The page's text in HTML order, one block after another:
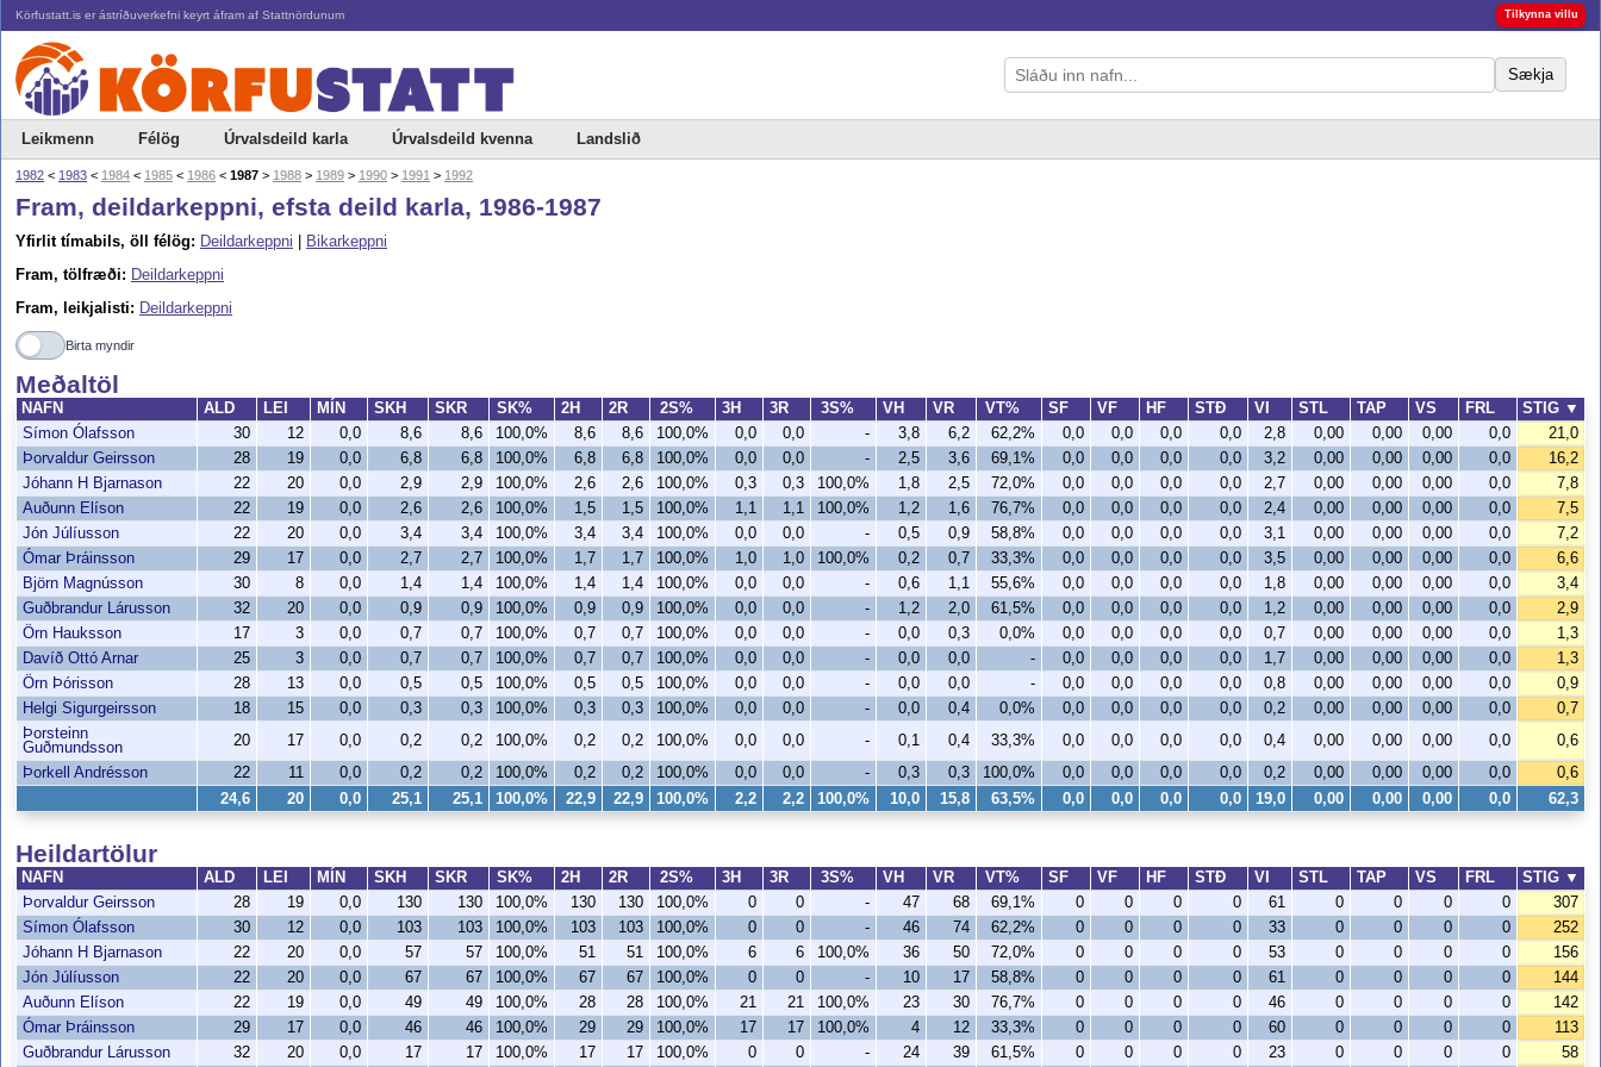
Körfustatt.is er ástríðuverkefni keyrt áfram af Stattnördunum Tilkynna villu
Sækja
Leikmenn Félög Úrvalsdeild karla Úrvalsdeild kvenna Landslið
1982 < 1983 < 1984 < 1985 < 1986 < 1987 > 1988 > 1989 > 1990 > 1991 > 1992
Fram, deildarkeppni, efsta deild karla, 1986-1987
Yfirlit tímabils, öll félög: Deildarkeppni
Bikarkeppni
Fram, tölfræði: Deildarkeppni
Fram, leikjalisti: Deildarkeppni
Birta myndir
Heildartölur
NAFN ALD LEI MÍN SKH SKR SK% 2H 2R 2S% 3H 3R 3S% VH VR VT% SF VF HF STÐ VI STL TAP VS FRL STIG ▼
Þorvaldur Geirsson
28 19 0,0 130 130 100,0% 130 130 100,0% 0 0 - 47 68 69,1% 0 0 0 0 61 0 0 0 0
307
Símon Ólafsson
30 12 0,0 103 103 100,0% 103 103 100,0% 0 0 - 46 74 62,2% 0 0 0 0 33 0 0 0 0
252
Jóhann H Bjarnason
22 20 0,0 57 57 100,0% 51 51 100,0% 6 6 100,0% 36 50 72,0% 0 0 0 0 53 0 0 0 0
156
Jón Júlíusson
22 20 0,0 67 67 100,0% 67 67 100,0% 0 0 - 10 17 58,8% 0 0 0 0 61 0 0 0 0
144
Auðunn Elíson
22 19 0,0 49 49 100,0% 28 28 100,0% 21 21 100,0% 23 30 76,7% 0 0 0 0 46 0 0 0 0
142
Ómar Þráinsson
29 17 0,0 46 46 100,0% 29 29 100,0% 17 17 100,0% 4 12 33,3% 0 0 0 0 60 0 0 0 0
113
Guðbrandur Lárusson
32 20 0,0 17 17 100,0% 17 17 100,0% 0 0 - 24 39 61,5% 0 0 0 0 23 0 0 0 0 58
Meðaltöl
NAFN ALD LEI MÍN SKH SKR SK% 2H 2R 2S% 3H 3R 3S% VH VR VT% SF VF HF STÐ VI STL TAP VS FRL STIG ▼
Símon Ólafsson
30 12 0,0 8,6 8,6 100,0% 8,6 8,6 100,0% 0,0 0,0 - 3,8 6,2 62,2% 0,0 0,0 0,0 0,0 2,8 0,00 0,00 0,00 0,0
21,0
Þorvaldur Geirsson
28 19 0,0 6,8 6,8 100,0% 6,8 6,8 100,0% 0,0 0,0 - 2,5 3,6 69,1% 0,0 0,0 0,0 0,0 3,2 0,00 0,00 0,00 0,0
16,2
Jóhann H Bjarnason
22 20 0,0 2,9 2,9 100,0% 2,6 2,6 100,0% 0,3 0,3 100,0% 1,8 2,5 72,0% 0,0 0,0 0,0 0,0 2,7 0,00 0,00 0,00 0,0
7,8
Auðunn Elíson
22 19 0,0 2,6 2,6 100,0% 1,5 1,5 100,0% 1,1 1,1 100,0% 1,2 1,6 76,7% 0,0 0,0 0,0 0,0 2,4 0,00 0,00 0,00 0,0
7,5
Jón Júlíusson
22 20 0,0 3,4 3,4 100,0% 3,4 3,4 100,0% 0,0 0,0 - 0,5 0,9 58,8% 0,0 0,0 0,0 0,0 3,1 0,00 0,00 0,00 0,0
7,2
Ómar Þráinsson
29 17 0,0 2,7 2,7 100,0% 1,7 1,7 100,0% 1,0 1,0 100,0% 0,2 0,7 33,3% 0,0 0,0 0,0 0,0 3,5 0,00 0,00 0,00 0,0
6,6
Björn Magnússon
30 8 0,0 1,4 1,4 100,0% 1,4 1,4 100,0% 0,0 0,0 - 0,6 1,1 55,6% 0,0 0,0 0,0 0,0 1,8 0,00 0,00 0,00 0,0
3,4
Guðbrandur Lárusson
32 20 0,0 0,9 0,9 100,0% 0,9 0,9 100,0% 0,0 0,0 - 1,2 2,0 61,5% 0,0 0,0 0,0 0,0 1,2 0,00 0,00 0,00 0,0
2,9
Örn Hauksson
17 3 0,0 0,7 0,7 100,0% 0,7 0,7 100,0% 0,0 0,0 - 0,0 0,3 0,0% 0,0 0,0 0,0 0,0 0,7 0,00 0,00 0,00 0,0
1,3
Davíð Ottó Arnar
25 3 0,0 0,7 0,7 100,0% 0,7 0,7 100,0% 0,0 0,0 - 0,0 0,0 - 0,0 0,0 0,0 0,0 1,7 0,00 0,00 0,00 0,0
1,3
Örn Þórisson
28 13 0,0 0,5 0,5 100,0% 0,5 0,5 100,0% 0,0 0,0 - 0,0 0,0 - 0,0 0,0 0,0 0,0 0,8 0,00 0,00 0,00 0,0
0,9
Helgi Sigurgeirsson
18 15 0,0 0,3 0,3 100,0% 0,3 0,3 100,0% 0,0 0,0 - 0,0 0,4 0,0% 0,0 0,0 0,0 0,0 0,2 0,00 0,00 0,00 0,0
0,7
Þorsteinn
Guðmundsson
20 17 0,0 0,2 0,2 100,0% 0,2 0,2 100,0% 0,0 0,0 - 0,1 0,4 33,3% 0,0 0,0 0,0 0,0 0,4 0,00 0,00 0,00 0,0
0,6
Þorkell Andrésson
22 11 0,0 0,2 0,2 100,0% 0,2 0,2 100,0% 0,0 0,0 - 0,3 0,3 100,0% 0,0 0,0 0,0 0,0 0,2 0,00 0,00 0,00 0,0 0,6
24,6 20 0,0 25,1 25,1 100,0% 22,9 22,9 100,0% 2,2 2,2 100,0% 10,0 15,8 63,5% 0,0 0,0 0,0 0,0 19,0 0,00 0,00 0,00 0,0 62,3